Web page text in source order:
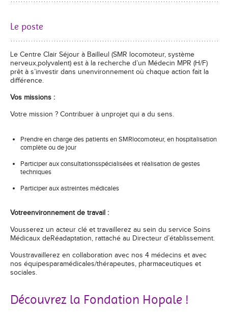
Le poste
Le Centre Clair Séjour à Bailleul (SMR locomoteur, système
nerveux,polyvalent) est à la recherche d’un Médecin MPR (H/F)
prêt à s’investir dans unenvironnement où chaque action fait la
différence.
Vos missions :
Votre mission ? Contribuer à unprojet qui a du sens.
Prendre en charge des patients en SMRlocomoteur, en hospitalisation
complète ou de jour
Participer aux consultationsspécialisées et réalisation de gestes
techniques
Participer aux astreintes médicales
Votreenvironnement de travail :
Vousserez un acteur clé et travaillerez au sein du service Soins
Médicaux deRéadaptation, rattaché au Directeur d’établissement.
Voustravaillerez en collaboration avec nos 4 médecins et avec
nos équipesparamédicales/thérapeutes, pharmaceutiques et
sociales.
Découvrez la Fondation Hopale !